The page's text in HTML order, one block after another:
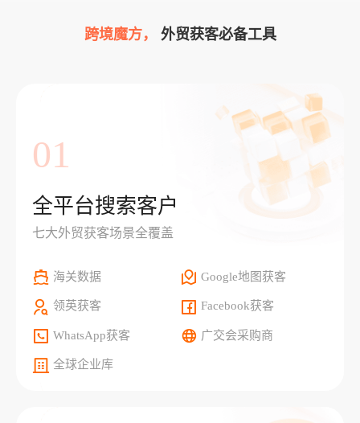
跨境魔方， 外贸获客必备工具
01
全平台搜索客户
七大外贸获客场景全覆盖
海关数据 Google地图获客
领英获客 Facebook获客
WhatsApp获客 广交会采购商
全球企业库